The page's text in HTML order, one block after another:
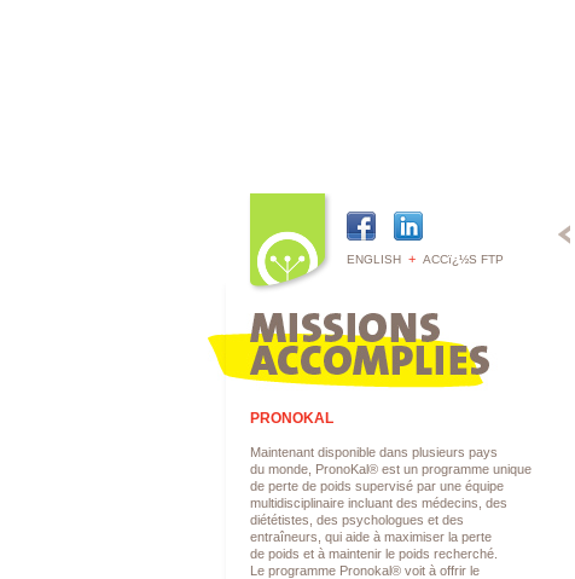
ENGLISH + ACCï¿½S FTP
PRONOKAL
Maintenant disponible dans plusieurs pays
du monde, PronoKal® est un programme unique
de perte de poids supervisé par une équipe
multidisciplinaire incluant des médecins, des
diététistes, des psychologues et des
entraîneurs, qui aide à maximiser la perte
de poids et à maintenir le poids recherché.
Le programme Pronokal® voit à offrir le